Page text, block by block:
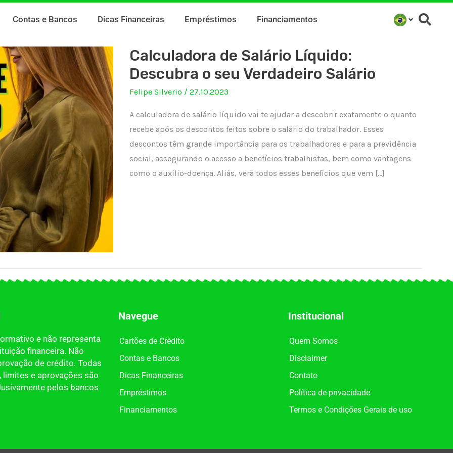
Contas e Bancos Dicas Financeiras Empréstimos Financiamentos
Calculadora de Salário Líquido:
Descubra o seu Verdadeiro Salário
Felipe Silverio / 27.10.2023
A calculadora de salário líquido vai te ajudar a descobrir exatamente o quanto
recebe após os descontos feitos sobre o salário do trabalhador. Esses
descontos têm grande importância para os trabalhadores e para a previdência
social, assegurando o acesso a benefícios trabalhistas, bem como vantagens
como o auxílio-doença. Aliás, verá todos esses benefícios que vem […]
e não representa
financeira. Não
de crédito. Todas
limites e aprovações são
pelos bancos
Navegue
Cartões de Crédito
Contas e Bancos
Dicas Financeiras
Empréstimos
Financiamentos
Institucional
Quem Somos
Disclaimer
Contato
Política de privacidade
Termos e Condições Gerais de uso